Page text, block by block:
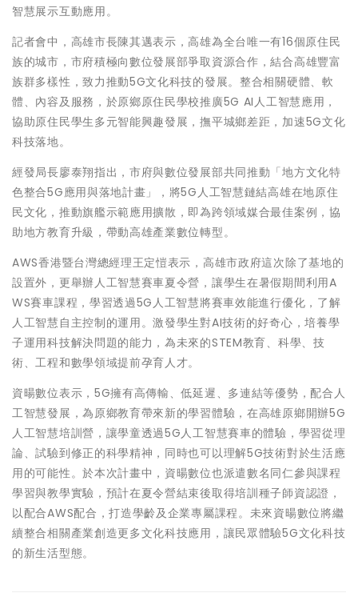
智慧展示互動應用。
記者會中，高雄市長陳其邁表示，高雄為全台唯一有16個原住民
族的城市，市府積極向數位發展部爭取資源合作，結合高雄豐富
族群多樣性，致力推動5G文化科技的發展。整合相關硬體、軟
體、內容及服務，於原鄉原住民學校推廣5G AI人工智慧應用，
協助原住民學生多元智能興趣發展，撫平城鄉差距，加速5G文化
科技落地。
經發局長廖泰翔指出，市府與數位發展部共同推動「地方文化特
色整合5G應用與落地計畫」，將5G人工智慧鏈結高雄在地原住
民文化，推動旗艦示範應用擴散，即為跨領域媒合最佳案例，協
助地方教育升級，帶動高雄產業數位轉型。
AWS香港暨台灣總經理王定愷表示，高雄市政府這次除了基地的
設置外，更舉辦人工智慧賽車夏令營，讓學生在暑假期間利用A
WS賽車課程，學習透過5G人工智慧將賽車效能進行優化，了解
人工智慧自主控制的運用。激發學生對AI技術的好奇心，培養學
子運用科技解決問題的能力，為未來的STEM教育、科學、技
術、工程和數學領域提前孕育人才。
資暘數位表示，5G擁有高傳輸、低延遲、多連結等優勢，配合人
工智慧發展，為原鄉教育帶來新的學習體驗，在高雄原鄉開辦5G
人工智慧培訓營，讓學童透過5G人工智慧賽車的體驗，學習從理
論、試驗到修正的科學精神，同時也可以理解5G技術對於生活應
用的可能性。於本次計畫中，資暘數位也派遣數名同仁參與課程
學習與教學實驗，預計在夏令營結束後取得培訓種子師資認證，
以配合AWS配合，打造學齡及企業專屬課程。未來資暘數位將繼
續整合相關產業創造更多文化科技應用，讓民眾體驗5G文化科技
的新生活型態。